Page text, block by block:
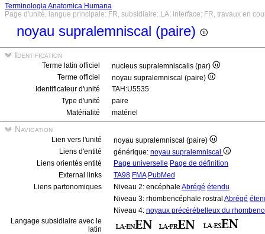
Terminologia Anatomica Humana
Page d'unité, langue principale: FR, subsidiaire: LA, interface: FR, travaux en
noyau supralemniscal (paire)
Identification
Terme latin officiel
nucleus supralemniscalis (par)
Terme officiel
noyau supralemniscal (paire)
Identificateur d'unité
TAH:U5535
Type d'unité
paire
Matérialité
matériel
Navigation
Lien vers l'unité
noyau supralemniscal (paire)
Liens d'entité
générique: noyau supralemniscal
Liens orientés entité
Page universelle Page de définition
External links
TA98 FMA PubMed
Liens partonomiques
Niveau 2: encéphale Abrégé étendu
Niveau 3: rhombencéphale rostral Abrégé
Niveau 4: noyaux précérébelleux du
Langage subsidiaire avec le
latin